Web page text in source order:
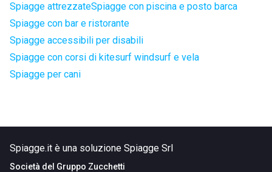
Spiagge attrezzateSpiagge con piscina e posto barca
Spiagge con bar e ristorante
Spiagge accessibili per disabili
Spiagge con corsi di kitesurf windsurf e vela
Spiagge per cani
Spiagge.it è una soluzione Spiagge Srl
Società del Gruppo Zucchetti